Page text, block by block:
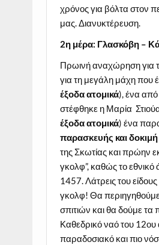
χρόνος για βόλτα στον
μας. Διανυκτέρευση.
2η μέρα: Γλασκόβη –
Πρωινή αναχώρηση για
για τη μεγάλη μάχη
έξοδα ατομικά), ένα από
στέφθηκε η Μαρία
έξοδα ατομικά) ένα
παρασκευής και
της Σκωτίας και πρώην
γκολφ”, καθώς το
1457. Λάτρεις του
γκολφ! Θα περιηγηθούμε
σπιτιών και θα δούμε τα
Καθεδρικό ναό του 12ου
παραδοσιακό και πιο